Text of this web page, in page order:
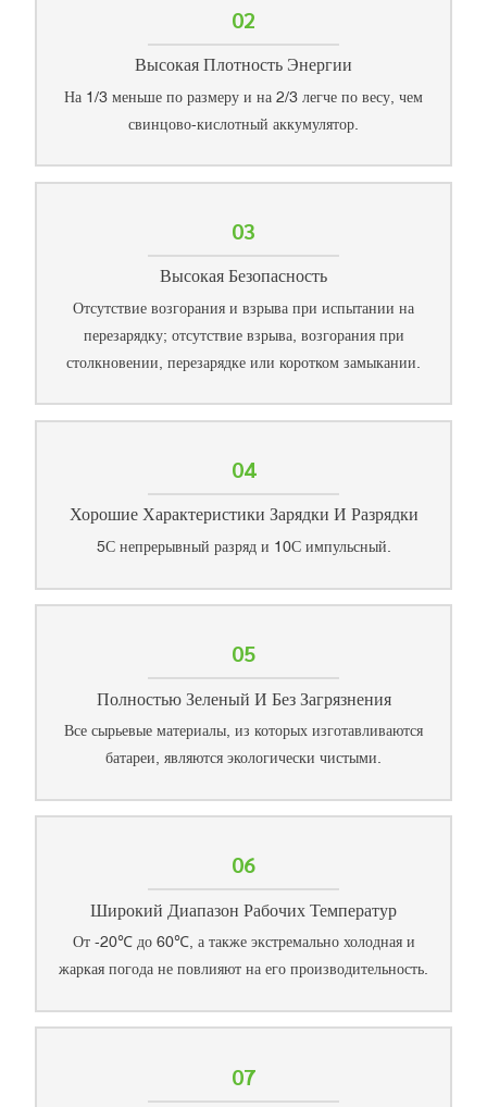
02
Высокая Плотность Энергии
На 1/3 меньше по размеру и на 2/3 легче по весу, чем
свинцово-кислотный аккумулятор.
03
Высокая Безопасность
Отсутствие возгорания и взрыва при испытании на
перезарядку; отсутствие взрыва, возгорания при
столкновении, перезарядке или коротком замыкании.
04
Хорошие Характеристики Зарядки И Разрядки
5С непрерывный разряд и 10С импульсный.
05
Полностью Зеленый И Без Загрязнения
Все сырьевые материалы, из которых изготавливаются
батареи, являются экологически чистыми.
06
Широкий Диапазон Рабочих Температур
От -20℃ до 60℃, а также экстремально холодная и
жаркая погода не повлияют на его производительность.
07